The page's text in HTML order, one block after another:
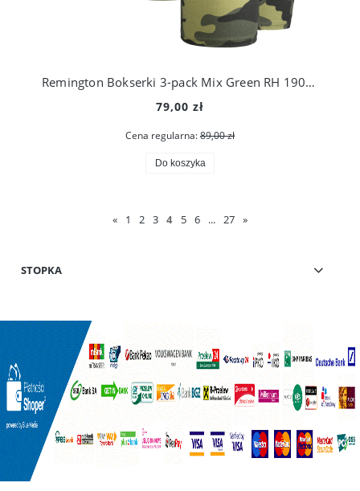
Remington Bokserki 3-pack Mix Green RH 1901-307
79,00 zł
Cena regularna:89,00 zł
Do koszyka
« 1 2 3 4 5 6 ... 27 »
STOPKA